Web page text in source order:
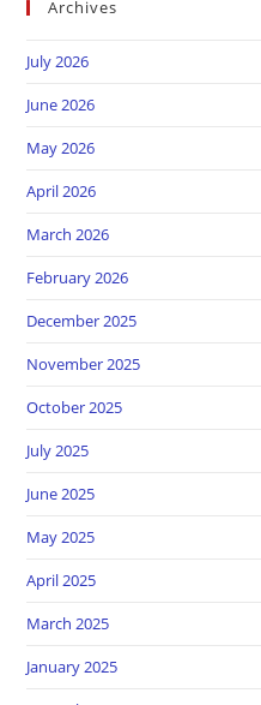
Archives
July 2026
June 2026
May 2026
April 2026
March 2026
February 2026
December 2025
November 2025
October 2025
July 2025
June 2025
May 2025
April 2025
March 2025
January 2025